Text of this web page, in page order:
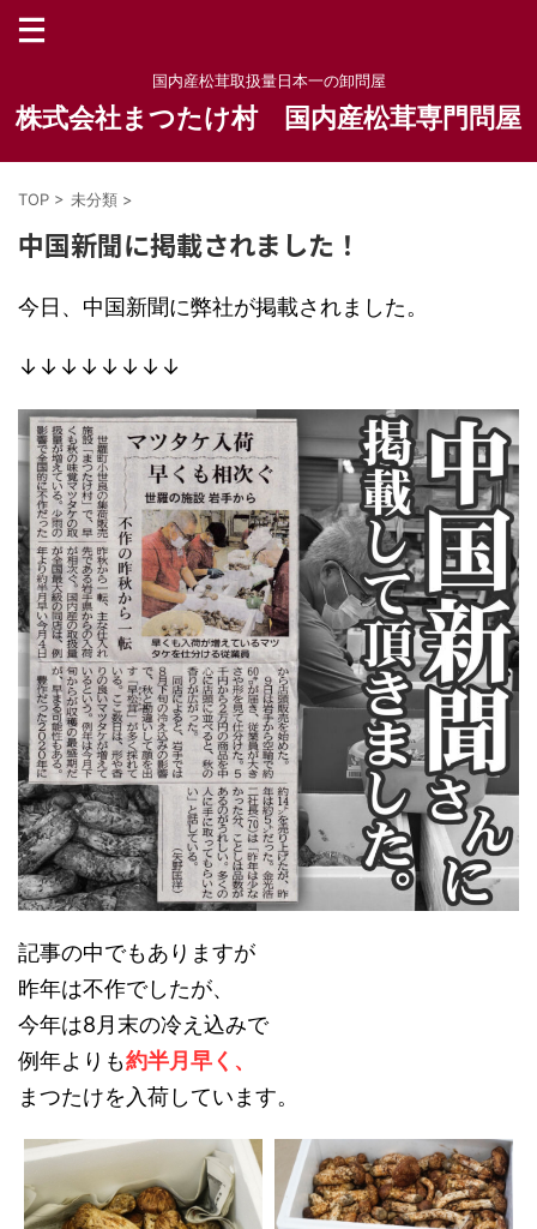
国内産松茸取扱量日本一の卸問屋
株式会社まつたけ村 国内産松茸専門問屋
TOP > 未分類 >
中国新聞に掲載されました！
今日、中国新聞に弊社が掲載されました。
↓↓↓↓↓↓↓↓
記事の中でもありますが
昨年は不作でしたが、
今年は8月末の冷え込みで
例年よりも約半月早く、
まつたけを入荷しています。